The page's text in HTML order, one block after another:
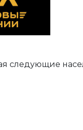
следующие